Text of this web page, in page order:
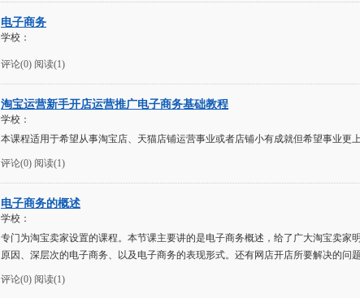
电子商务
学校：
评论(0) 阅读(1)
淘宝运营新手开店运营推广电子商务基础教程
学校：
本课程适用于希望从事淘宝店、天猫店铺运营事业或者店铺小有成就但希望事业更
评论(0) 阅读(1)
电子商务的概述
学校：
专门为淘宝卖家设置的课程。本节课主要讲的是电子商务概述，给了广大淘宝卖
原因、深层次的电子商务、以及电子商务的表现形式。还有网店开店所要解决的
评论(0) 阅读(1)